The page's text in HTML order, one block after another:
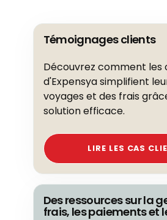
Témoignages clients
Découvrez comment les
d'Expensya simplifient
voyages et des frais
solution efficace.
LIRE LES CAS
Des ressources sur la
frais, les paiements et